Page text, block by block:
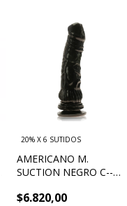
AMERICANO M.
SUCTION NEGRO C--
$6.820,00
20% X 6 SUTIDOS